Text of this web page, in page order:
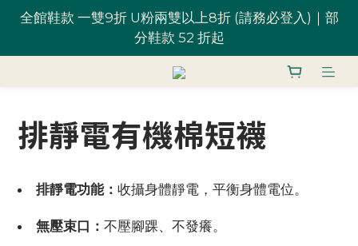
全館鞋款 一雙9折 U粉兩雙以上8折 (請務必登入)｜部
分鞋款 52 折起
全館鞋款 一雙9折 U粉兩雙以上8折 (請務必登入)｜部
分鞋款 52 折起
台灣滿 $1,700 享免運優惠
U粉就是你！加入會員 $200 購物金馬上用~
全館鞋款 一雙9折 U粉兩雙以上8折 (請務必登入)｜部
排靜電有機棉短襪
排靜電功能： 收攝身體靜電，平衡身體電位。
無壓束口： 不壓腳踝、不發癢。